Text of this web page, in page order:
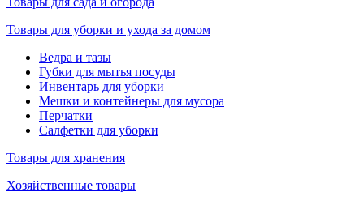
Товары для уборки и ухода за домом
Ведра и тазы
Губки для мытья посуды
Инвентарь для уборки
Мешки и контейнеры для мусора
Перчатки
Салфетки для уборки
Товары для хранения
Хозяйственные товары